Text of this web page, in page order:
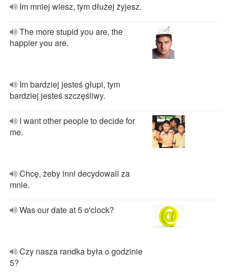
Im mniej wiesz, tym dłużej żyjesz.
The more stupid you are, the
happier you are.
Im bardziej jesteś głupi, tym
bardziej jesteś szczęśliwy.
I want other people to decide for
me.
Chcę, żeby inni decydowali za
mnie.
Was our date at 5 o'clock?
Czy nasza randka była o godzinie
5?